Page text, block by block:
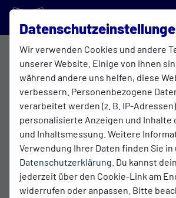
Wir verwenden Cookies und andere
unserer Website. Einige von ihnen
während andere uns helfen, diese
verbessern. Personenbezogene
verarbeitet werden (z. B. IP-
personalisierte Anzeigen und Inhalte
und Inhaltsmessung. Weitere
Verwendung Ihrer Daten finden Sie
Datenschutzerklärung . Du kannst
jederzeit über den Cookie-Link am
widerrufen oder anpassen. Bitte
HerrenTennis
Übersicht Funktionsteam
Funktionsteam